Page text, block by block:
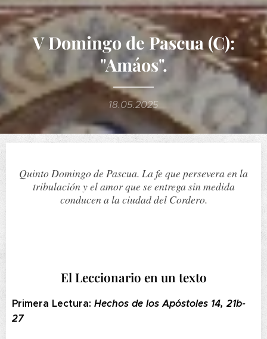
V Domingo de Pascua (C):
"Amáos".
18.05.2025
Quinto Domingo de Pascua. La fe que persevera en la
tribulación y el amor que se entrega sin medida
conducen a la ciudad del Cordero.
El Leccionario en un texto
Primera Lectura: Hechos de los Apóstoles 14, 21b-
27